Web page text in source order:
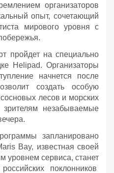
организаторов
опыт, сочетающий
мирового уровня с
пройдет на специально
Helipad. Организаторы
начнется после
создать особую
лесов и морских
зрителям незабываемые
запланировано
Bay, известная своей
уровнем сервиса, станет
поклонников